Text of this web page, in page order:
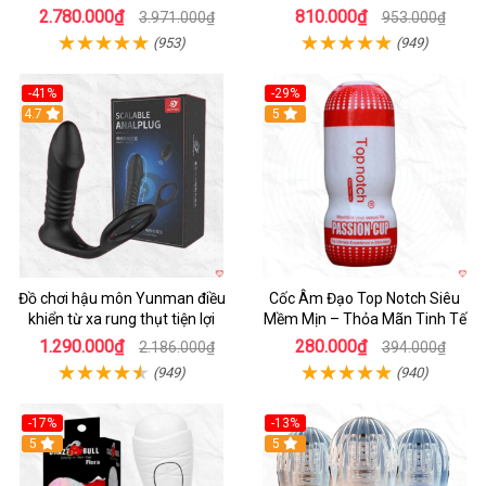
2.780.000₫ 3.971.000₫
(953)
khoái cảm
810.000₫ 953.000₫
(949)
-41%
Hot
4.7
Đồ chơi hậu môn Yunman điều
khiển từ xa rung thụt tiện lợi
1.290.000₫ 2.186.000₫
(949)
-29%
5
Cốc Âm Đạo Top Notch Siêu
Mềm Mịn – Thỏa Mãn Tinh Tế
280.000₫ 394.000₫
(940)
-17%
5
-13%
Hot
5